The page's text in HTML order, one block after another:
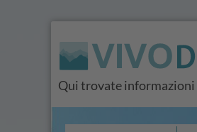
Qui trovate informazioni